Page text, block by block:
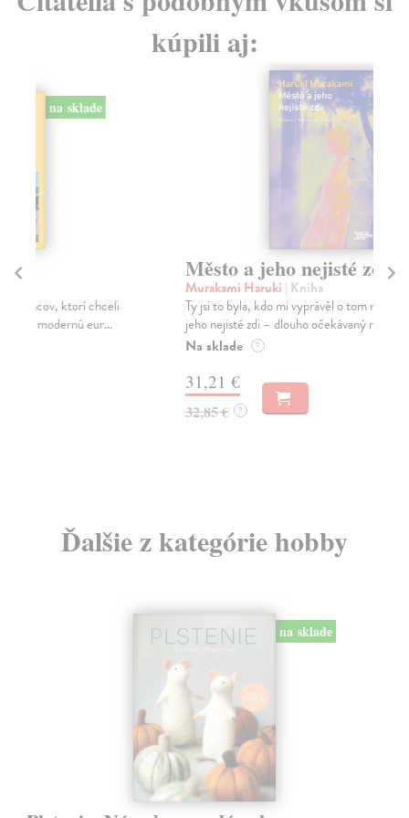
kúpili aj:
na sklade
Město a jeho nejisté zdi
| Kniha
Ty jsi to byla, kdo mi vyprávěl o tom městě. Město a
jeho nejisté zdi – dlouho očekávaný román Haru...
Ďalšie z kategórie hobby
na sklade